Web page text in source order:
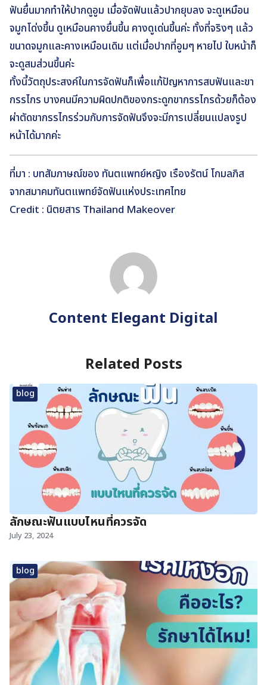
ฟันยื่นมากทำให้ปากดูอูม เมื่อจัดฟันแล้วปากยุบลง จะดูเหมือน
จมูกโด่งขึ้น ดูเหมือนคางยื่นขึ้น คางดูเด่นขึ้นค่ะ ทั้งที่จริงๆ แล้ว
ขนาดจมูกและคางเหมือนเดิม แต่เมื่อปากที่อูมๆ หายไป ใบหน้าก็
จะดูสมส่วนขึ้นค่ะ
ทั้งนี้วัตถุประสงค์ในการจัดฟันก็เพื่อแก้ปัญหาการสบฟันและขา
กรรไกร บางคนมีความผิดปกติของกระดูกขากรรไกรด้วยก็ต้อง
ผ่าตัดขากรรไกรร่วมกับการจัดฟันจึงจะมีการเปลี่ยนแปลงรูป
หน้าได้มากค่ะ
ที่มา : บทสัมภาษณ์ของ ทันตแพทย์หญิง เรืองรัตน์ โกมลภิส
จากสมาคมทันตแพทย์จัดฟันแห่งประเทศไทย
Credit : นิตยสาร Thailand Makeover
Content Elegant Digital
Related Posts
blog
ลักษณะฟันแบบไหนที่ควรจัด
July 23, 2024
blog